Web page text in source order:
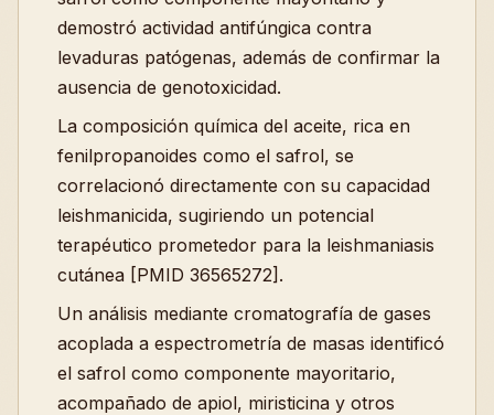
demostró actividad antifúngica contra
levaduras patógenas, además de confirmar la
ausencia de genotoxicidad.
La composición química del aceite, rica en
fenilpropanoides como el safrol, se
correlacionó directamente con su capacidad
leishmanicida, sugiriendo un potencial
terapéutico prometedor para la leishmaniasis
cutánea [PMID 36565272].
Un análisis mediante cromatografía de gases
acoplada a espectrometría de masas identificó
el safrol como componente mayoritario,
acompañado de apiol, miristicina y otros